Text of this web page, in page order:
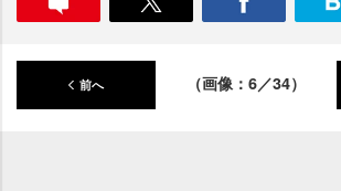
前へ （画像：6／34）